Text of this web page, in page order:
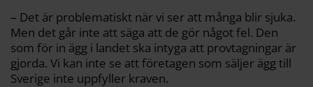
– Det är problematiskt när vi ser att många blir sjuka.
Men det går inte att säga att de gör något fel. Den
som för in ägg i landet ska intyga att provtagningar är
gjorda. Vi kan inte se att företagen som säljer ägg till
Sverige inte uppfyller kraven.